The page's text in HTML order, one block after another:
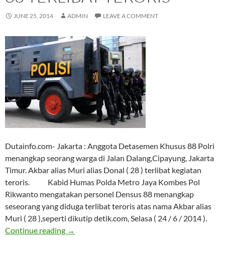
JUNE 25, 2014 ADMIN LEAVE A COMMENT
Dutainfo.com- Jakarta : Anggota Detasemen Khusus 88 Polri
menangkap seorang warga di Jalan Dalang,Cipayung, Jakarta
Timur. Akbar alias Muri alias Donal ( 28 ) terlibat kegiatan
teroris. Kabid Humas Polda Metro Jaya Kombes Pol
Rikwanto mengatakan personel Densus 88 menangkap
seseorang yang diduga terlibat teroris atas nama Akbar alias
Muri ( 28 ),seperti dikutip detik.com, Selasa ( 24 / 6 / 2014 ).
Continue reading Kabid Humas Polda Metro Jaya : Akbar
→